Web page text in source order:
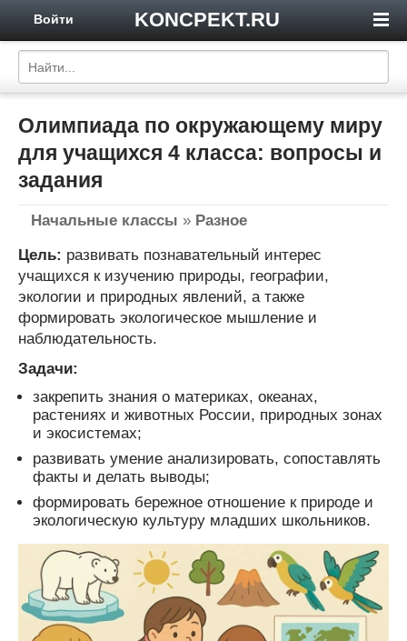
KONCPEKT.RU
Войти
Олимпиада по окружающему миру
для учащихся 4 класса: вопросы и
задания
Начальные классы » Разное
Цель: развивать познавательный интерес
учащихся к изучению природы, географии,
экологии и природных явлений, а также
формировать экологическое мышление и
наблюдательность.
Задачи:
закрепить знания о материках, океанах,
растениях и животных России, природных зонах
и экосистемах;
развивать умение анализировать, сопоставлять
факты и делать выводы;
формировать бережное отношение к природе и
экологическую культуру младших школьников.